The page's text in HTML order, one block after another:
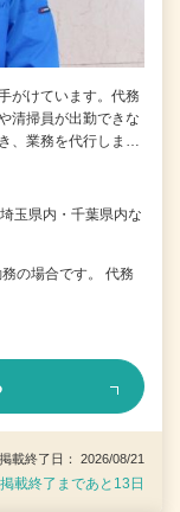
がけています。代務
清掃員が出勤できな
、業務を代行しま…
玉県内・千葉県内な
の場合です。 代務
終了日： 2026/08/21
掲載終了まであと13日